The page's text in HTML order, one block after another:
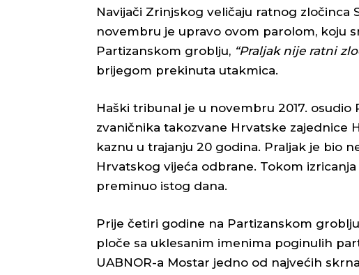
Navijači Zrinjskog veličaju ratnog zločinca
novembru je upravo ovom parolom, koju
Partizanskom groblju, “Praljak nije ratni
brijegom prekinuta utakmica.
Haški tribunal je u novembru 2017.
zvaničnika takozvane Hrvatske zajednice
kaznu u trajanju 20 godina. Praljak je bio
Hrvatskog vijeća odbrane. Tokom
preminuo istog dana.
Prije četiri godine na Partizanskom
ploče sa uklesanim imenima poginulih
UABNOR-a Mostar jedno od najvećih